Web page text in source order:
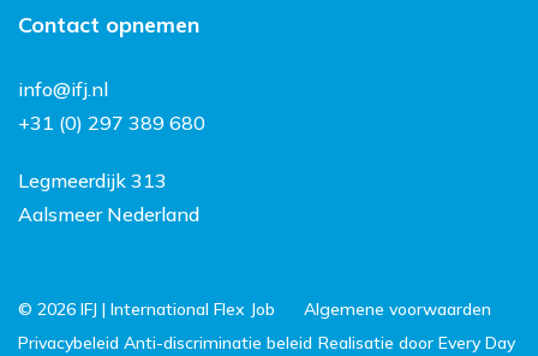
Contact
Werkwijze
Vacatures
Nederland
FAQ
Contact opnemen
info@ifj.nl
+31 (0) 297 389 680
Legmeerdijk 313
Aalsmeer Nederland
© 2026 IFJ | International Flex Job
Algemene voorwaarden
Privacybeleid Anti-discriminatie beleid Realisatie door Every Day